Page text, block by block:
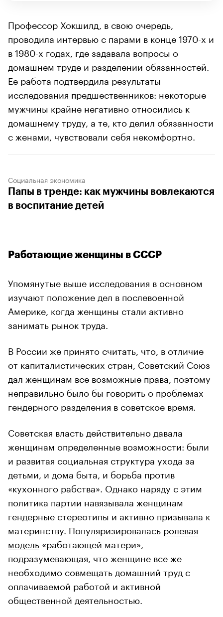
Профессор Хокшилд, в свою очередь,
проводила интервью с парами в конце 1970-х и
в 1980-х годах, где задавала вопросы о
домашнем труде и разделении обязанностей.
Ее работа подтвердила результаты
исследования предшественников: некоторые
мужчины крайне негативно относились к
домашнему труду, а те, кто делил обязанности
с женами, чувствовали себя некомфортно.
Социальная экономика
Папы в тренде: как мужчины вовлекаются
в воспитание детей
Работающие женщины в СССР
Упомянутые выше исследования в основном
изучают положение дел в послевоенной
Америке, когда женщины стали активно
занимать рынок труда.
В России же принято считать, что, в отличие
от капиталистических стран, Советский Союз
дал женщинам все возможные права, поэтому
неправильно было бы говорить о проблемах
гендерного разделения в советское время.
Советская власть действительно давала
женщинам определенные возможности: были
и развитая социальная структура ухода за
детьми, и дома быта, и борьба против
«кухонного рабства». Однако наряду с этим
политика партии навязывала женщинам
гендерные стереотипы и активно призывала к
материнству. Популяризировалась ролевая
модель «работающей матери»,
подразумевающая, что женщине все же
необходимо совмещать домашний труд с
оплачиваемой работой и активной
общественной деятельностью.